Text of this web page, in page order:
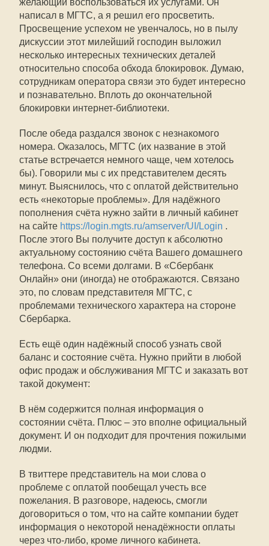
желающий воспользоваться их услугами. Он
написал в МГТС, а я решил его просветить.
Просвещение успехом не увенчалось, но в пылу
дискуссии этот милейший господин выложил
несколько интересных технических деталей
относительно способа обхода блокировок. Думаю,
сотрудникам оператора связи это будет интересно
и познавательно. Вплоть до окончательной
блокировки интернет-библиотеки.
После обеда раздался звонок с незнакомого
номера. Оказалось, МГТС (их название в этой
статье встречается немного чаще, чем хотелось
бы). Говорили мы с их представителем десять
минут. Выяснилось, что с оплатой действительно
есть «некоторые проблемы». Для надёжного
пополнения счёта нужно зайти в личный кабинет
на сайте https://login.mgts.ru/amserver/UI/Login .
После этого Вы получите доступ к абсолютно
актуальному состоянию счёта Вашего домашнего
телефона. Со всеми долгами. В «Сбербанк
Онлайн» они (иногда) не отображаются. Связано
это, по словам представителя МГТС, с
проблемами технического характера на стороне
Сбербарка.
Есть ещё один надёжный способ узнать свой
баланс и состояние счёта. Нужно прийти в любой
офис продаж и обслуживания МГТС и заказать вот
такой документ:
В нём содержится полная информация о
состоянии счёта. Плюс – это вполне официальный
документ. И он подходит для прочтения пожилыми
людми.
В твиттере представитель на мои слова о
проблеме с оплатой пообещал учесть все
пожелания. В разговоре, надеюсь, смогли
договориться о том, что на сайте компании будет
информация о некоторой ненадёжности оплаты
через что-либо, кроме личного кабинета.